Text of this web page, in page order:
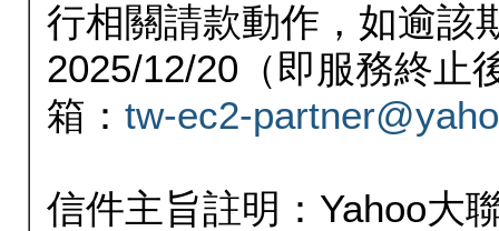
行相關請款動作，如逾該
2025/12/20（即服務終止
箱： tw-ec2-
信件主旨註明：Yahoo大